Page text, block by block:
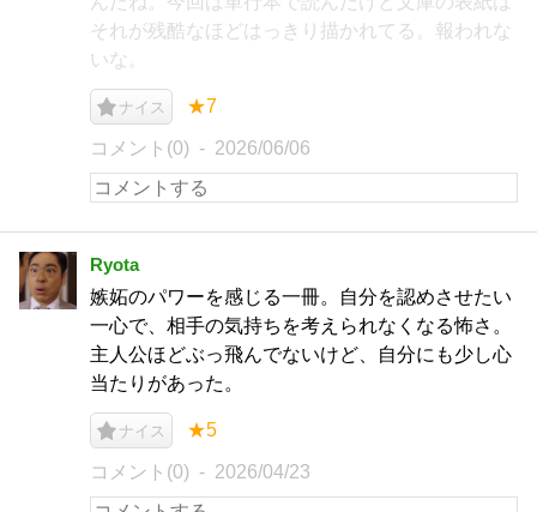
それが残酷なほどはっきり描かれてる。報われな
いな。
ナイス ★7
コメント(0) 2026/06/06
Ryota
嫉妬のパワーを感じる一冊。自分を認めさせたい
一心で、相手の気持ちを考えられなくなる怖さ。
主人公ほどぶっ飛んでないけど、自分にも少し心
当たりがあった。
ナイス ★5
コメント(0) 2026/04/23